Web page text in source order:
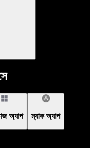
অ্যাপ ম্যাক অ্যাপ